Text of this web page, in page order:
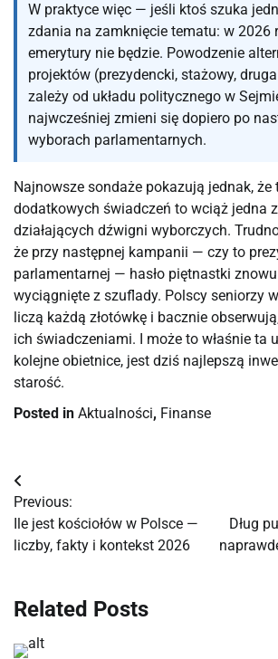
W praktyce więc — jeśli ktoś szuka
zdania na zamknięcie tematu: w 2026
emerytury nie będzie. Powodzenie
projektów (prezydencki, stażowy,
zależy od układu politycznego w
najwcześniej zmieni się dopiero po
wyborach parlamentarnych.
Najnowsze sondaże pokazują jednak, że
dodatkowych świadczeń to wciąż jedna
działających dźwigni wyborczych.
że przy następnej kampanii — czy to
parlamentarnej — hasło piętnastki
wyciągnięte z szuflady. Polscy seniorzy
liczą każdą złotówkę i bacznie
ich świadczeniami. I może to właśnie ta
kolejne obietnice, jest dziś najlepszą
starość.
Posted in Aktualności, Finanse
Nawigacja
wpisu
Previous:
Ile jest kościołów w Polsce —
liczby, fakty i kontekst 2026
Dług
Related Posts